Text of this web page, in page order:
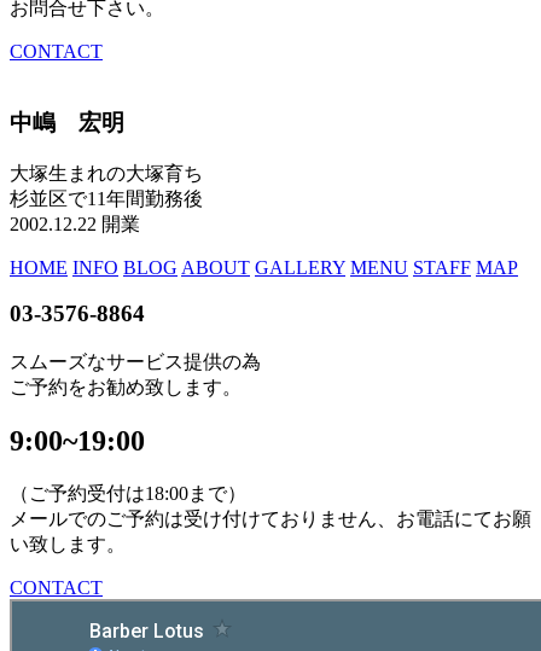
お問合せ下さい。
CONTACT
中嶋 宏明
大塚生まれの大塚育ち
杉並区で11年間勤務後
2002.12.22 開業
HOME INFO BLOG ABOUT GALLERY MENU STAFF MAP
03-3576-8864
スムーズなサービス提供の為
ご予約をお勧め致します。
9:00~19:00
（ご予約受付は18:00まで）
メールでのご予約は受け付けておりません、お電話にてお願
い致します。
CONTACT